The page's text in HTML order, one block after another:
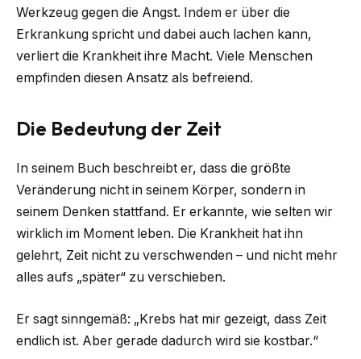
Werkzeug gegen die Angst. Indem er über die
Erkrankung spricht und dabei auch lachen kann,
verliert die Krankheit ihre Macht. Viele Menschen
empfinden diesen Ansatz als befreiend.
Die Bedeutung der Zeit
In seinem Buch beschreibt er, dass die größte
Veränderung nicht in seinem Körper, sondern in
seinem Denken stattfand. Er erkannte, wie selten wir
wirklich im Moment leben. Die Krankheit hat ihn
gelehrt, Zeit nicht zu verschwenden – und nicht mehr
alles aufs „später“ zu verschieben.
Er sagt sinngemäß: „Krebs hat mir gezeigt, dass Zeit
endlich ist. Aber gerade dadurch wird sie kostbar.“